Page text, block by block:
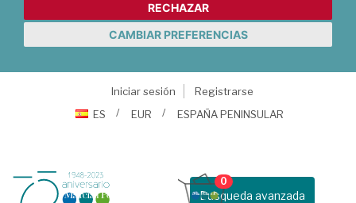
RECHAZAR
CAMBIAR PREFERENCIAS
Iniciar sesión
Registrarse
ES
EUR ESPAÑA PENINSULAR
Busqueda avanzada
0